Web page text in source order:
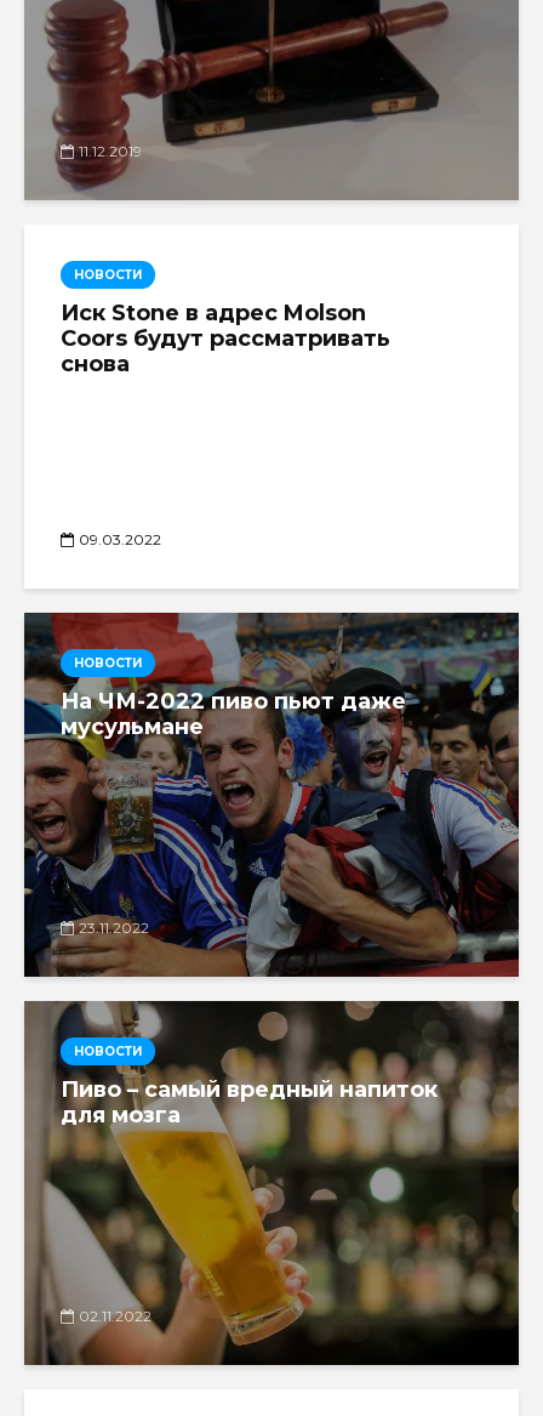
11.12.2019
НОВОСТИ
Иск Stone в адрес Molson
Coors будут рассматривать
снова
09.03.2022
НОВОСТИ
На ЧМ-2022 пиво пьют даже
мусульмане
23.11.2022
НОВОСТИ
Пиво – самый вредный напиток
для мозга
02.11.2022